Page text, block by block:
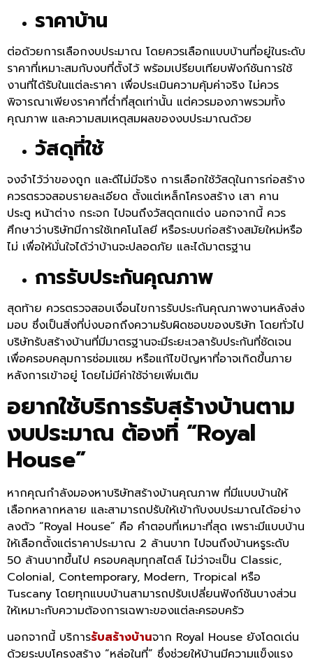
ราคาบ้าน
ต่อด้วยการเลือกงบประมาณ โดยควรเลือกแบบบ้านที่อยู่ในระดับ
ราคาที่เหมาะสมกับงบที่ตั้งไว้ พร้อมเปรียบเทียบฟังก์ชันการใช้
งานที่ได้รับในแต่ละราคา เพื่อประเมินความคุ้มค่าจริง ไม่ควร
พิจารณาเพียงราคาที่ต่ำที่สุดเท่านั้น แต่ควรมองภาพรวมทั้ง
คุณภาพ และความสมเหตุสมผลของงบประมาณด้วย
วัสดุที่ใช้
จงจำไว้ว่าของถูก และดีไม่มีจริง การเลือกใช้วัสดุในการก่อสร้าง
ควรตรวจสอบรายละเอียด ตั้งแต่เหล็กโครงสร้าง เสา คาน
ประตู หน้าต่าง กระจก ไปจนถึงวัสดุตกแต่ง นอกจากนี้ ควร
ศึกษาว่าบริษัทมีการใช้เทคโนโลยี หรือระบบก่อสร้างสมัยใหม่หรือ
ไม่ เพื่อให้มั่นใจได้ว่าบ้านจะปลอดภัย และได้มาตรฐาน
การรับประกันคุณภาพ
สุดท้าย ควรตรวจสอบเงื่อนไขการรับประกันคุณภาพงานหลังส่ง
มอบ ซึ่งเป็นสิ่งที่บ่งบอกถึงความรับผิดชอบของบริษัท โดยทั่วไป
บริษัทรับสร้างบ้านที่มีมาตรฐานจะมีระยะเวลารับประกันที่ชัดเจน
เพื่อครอบคลุมการซ่อมแซม หรือแก้ไขปัญหาที่อาจเกิดขึ้นภาย
หลังการเข้าอยู่ โดยไม่มีค่าใช้จ่ายเพิ่มเติม
อยากใช้บริการรับสร้างบ้านตาม
งบประมาณ ต้องที่ “Royal
House”
หากคุณกำลังมองหาบริษัทสร้างบ้านคุณภาพ ที่มีแบบบ้านให้
เลือกหลากหลาย และสามารถปรับให้เข้ากับงบประมาณได้อย่าง
ลงตัว “Royal House” คือ คำตอบที่เหมาะที่สุด เพราะมีแบบบ้าน
ให้เลือกตั้งแต่ราคาประมาณ 2 ล้านบาท ไปจนถึงบ้านหรูระดับ
50 ล้านบาทขึ้นไป ครอบคลุมทุกสไตล์ ไม่ว่าจะเป็น Classic,
Colonial, Contemporary, Modern, Tropical หรือ
Tuscany โดยทุกแบบบ้านสามารถปรับเปลี่ยนฟังก์ชันบางส่วน
ให้เหมาะกับความต้องการเฉพาะของแต่ละครอบครัว
นอกจากนี้ บริการรับสร้างบ้านจาก Royal House ยังโดดเด่น
ด้วยระบบโครงสร้าง “หล่อในที่” ซึ่งช่วยให้บ้านมีความแข็งแรง